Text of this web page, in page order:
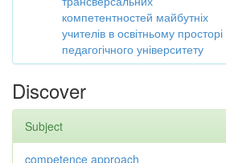
компетентностей майбутніх
учителів в освітньому просторі
педагогічного університету
Discover
Subject
competence approach